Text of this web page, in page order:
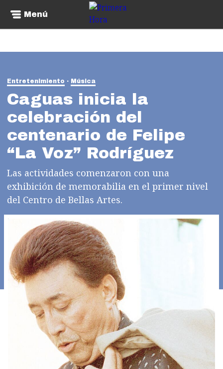
Menú
Entretenimiento Música
Caguas inicia la
celebración del
centenario de Felipe
“La Voz” Rodríguez
Las actividades comenzaron con una
exhibición de memorabilia en el primer nivel
del Centro de Bellas Artes.